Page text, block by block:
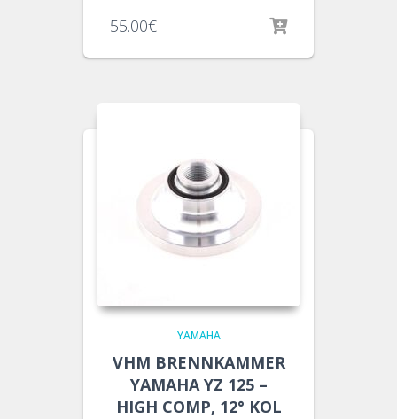
55.00€
YAMAHA
VHM BRENNKAMMER
YAMAHA YZ 125 –
HIGH COMP, 12° KOL